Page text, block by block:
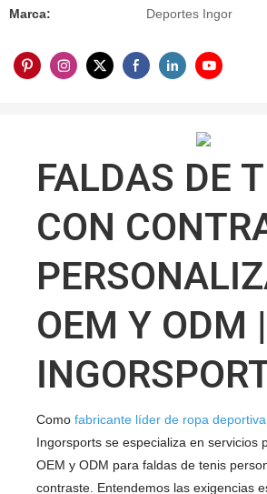
Marca:
Deportes Ingor
FALDAS DE
CON
OEM Y ODM |
Como fabricante líder de ropa deportiva
Ingorsports se especializa en servicios
OEM y ODM para faldas de tenis
contraste. Entendemos las exigencias